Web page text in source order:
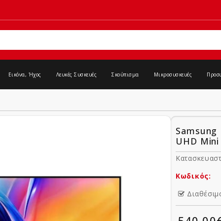
Εικόνα, Ήχος Λευκές Συσκευές Σκούπισμα Μικροσυσκευές
UHD Mini
Κωδικός: